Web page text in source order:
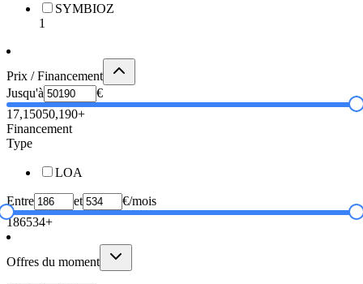
SYMBIOZ
1
Prix / Financement
Jusqu'à
€
17,15050,190+
Financement
Type
LOA
Entre et
€/mois
186534+
Offres du moment